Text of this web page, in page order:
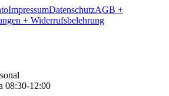
ImpressumDatenschutzAGB +
+ Widerrufsbelehrung
08:30-12:00